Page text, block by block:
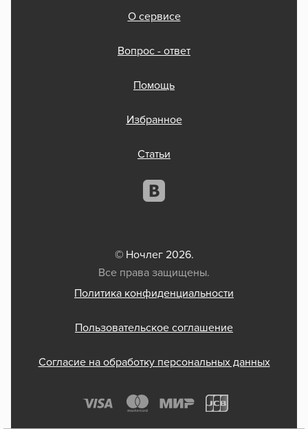
О сервисе
Вопрос - ответ
Помощь
Избранное
Статьи
© Ночлег 2026.
Все права защищены.
Политика конфиденциальности
Пользовательское соглашение
Согласие на обработку персональных данных